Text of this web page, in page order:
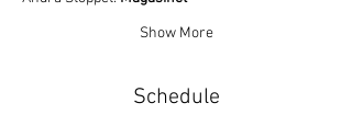
Show More
Schedule